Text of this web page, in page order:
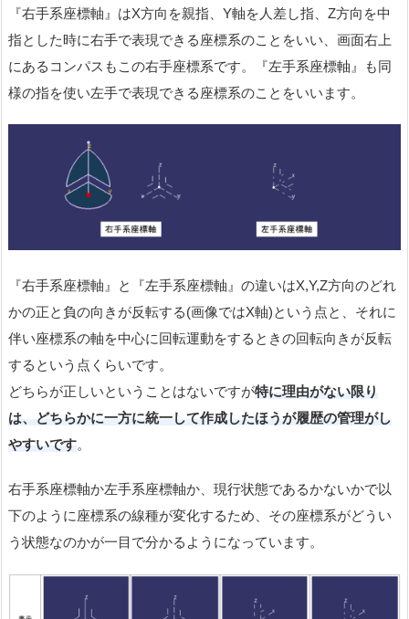
『右手系座標軸』はX方向を親指、Y軸を人差し指、Z方向を中
指とした時に右手で表現できる座標系のことをいい、画面右上
にあるコンパスもこの右手座標系です。『左手系座標軸』も同
様の指を使い左手で表現できる座標系のことをいいます。
『右手系座標軸』と『左手系座標軸』の違いはX,Y,Z方向のどれ
かの正と負の向きが反転する(画像ではX軸)という点と、それに
伴い座標系の軸を中心に回転運動をするときの回転向きが反転
するという点くらいです。
どちらが正しいということはないですが特に理由がない限り
は、どちらかに一方に統一して作成したほうが履歴の管理がし
やすいです。
右手系座標軸か左手系座標軸か、現行状態であるかないかで以
下のように座標系の線種が変化するため、その座標系がどうい
う状態なのかが一目で分かるようになっています。